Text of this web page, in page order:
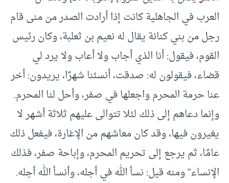
العرب في الجاهلية كانت إذا أرادت الصدر من منى قام
رجل من بني كنانة يقال له نعيم بن ثعلبة، وكان رئيس
القوم، فيقول: أنا الذي أجاب ولا أعاب ولا يرد لي
قضاء، فيقولون له: صدقت، أنسئنا شهرًا، يريدون: أخر
عنا حرمة المحرم واجعلها في صفر، وأحل لنا المحرم.
وإنما دعاهم إلى ذلك لئلا تتوالى عليهم ثلاثة أشهر لا
يغيرون فيها، وقد كان معاشهم من الإغارة، فيفعل ذلك
عامًا، ثم يرجع إلى تحريم المحرم، وإباحة صفر، فذلك
الإنساء” ومنه قيل: نسأ الله في أجله، وأنسأ الله أجله.